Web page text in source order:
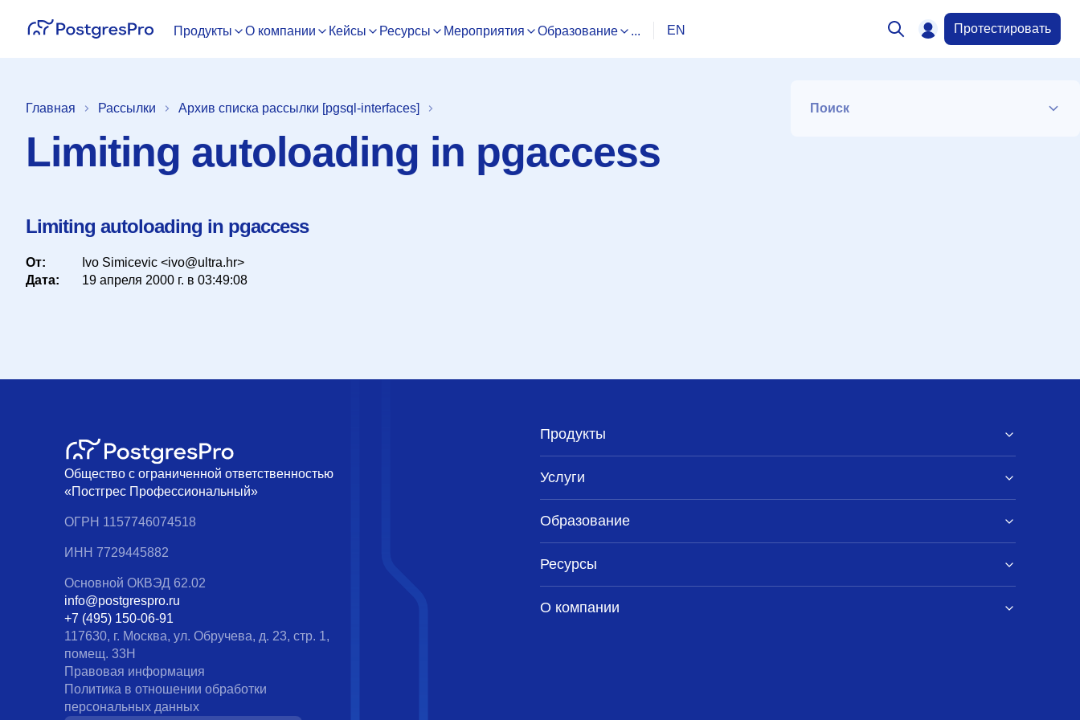
Продукты О компании Кейсы Ресурсы Мероприятия Образование ... EN Протестировать
Главная Рассылки Архив списка рассылки [pgsql-interfaces]
Limiting autoloading in pgaccess
Поиск
Limiting autoloading in pgaccess
От:
Ivo Simicevic <ivo@ultra.hr>
Дата:
19 апреля 2000 г. в 03:49:08
Общество с ограниченной ответственностью
«Постгрес Профессиональный»
ОГРН 1157746074518
ИНН 7729445882
Основной ОКВЭД 62.02
info@postgrespro.ru
+7 (495) 150-06-91
117630, г. Москва, ул. Обручева, д. 23, стр. 1,
помещ. 33Н
Правовая информация
Политика в отношении обработки
персональных данных
Продукты
Услуги
Образование
Ресурсы
О компании